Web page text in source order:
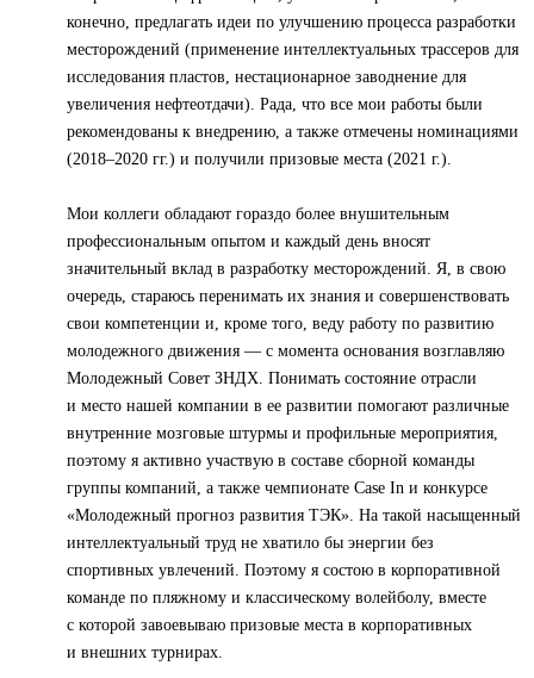
конечно, предлагать идеи по улучшению процесса разработки
месторождений (применение интеллектуальных трассеров для
исследования пластов, нестационарное заводнение для
увеличения нефтеотдачи). Рада, что все мои работы были
рекомендованы к внедрению, а также отмечены номинациями
(2018–2020 гг.) и получили призовые места (2021 г.).
Мои коллеги обладают гораздо более внушительным
профессиональным опытом и каждый день вносят
значительный вклад в разработку месторождений. Я, в свою
очередь, стараюсь перенимать их знания и совершенствовать
свои компетенции и, кроме того, веду работу по развитию
молодежного движения — с момента основания возглавляю
Молодежный Совет ЗНДХ. Понимать состояние отрасли
и место нашей компании в ее развитии помогают различные
внутренние мозговые штурмы и профильные мероприятия,
поэтому я активно участвую в составе сборной команды
группы компаний, а также чемпионате Case In и конкурсе
«Молодежный прогноз развития ТЭК». На такой насыщенный
интеллектуальный труд не хватило бы энергии без
спортивных увлечений. Поэтому я состою в корпоративной
команде по пляжному и классическому волейболу, вместе
с которой завоевываю призовые места в корпоративных
и внешних турнирах.